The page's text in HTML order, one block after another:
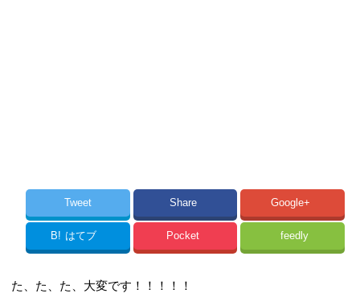
Tweet Share Google+
B! はてブ Pocket feedly
た、た、た、大変です！！！！！